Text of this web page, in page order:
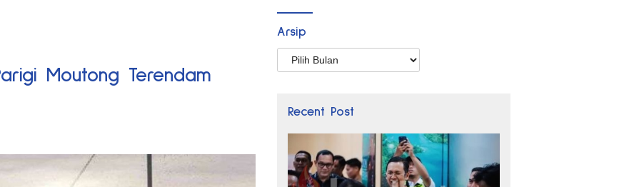
Moutong Terendam
Arsip
Arsip
Recent Post